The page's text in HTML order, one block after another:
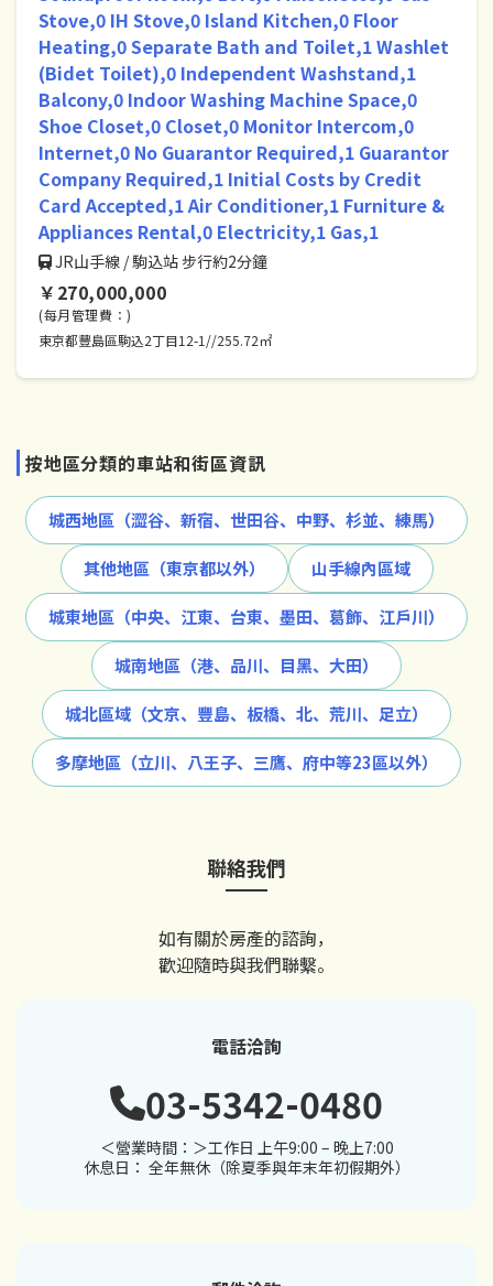
Stove,0 IH Stove,0 Island Kitchen,0 Floor
Heating,0 Separate Bath and Toilet,1 Washlet
(Bidet Toilet),0 Independent Washstand,1
Balcony,0 Indoor Washing Machine Space,0
Shoe Closet,0 Closet,0 Monitor Intercom,0
Internet,0 No Guarantor Required,1 Guarantor
Company Required,1 Initial Costs by Credit
Card Accepted,1 Air Conditioner,1 Furniture &
Appliances Rental,0 Electricity,1 Gas,1
JR山手線 / 駒込站 步行約2分鐘
￥270,000,000
(每月管理費：)
東京都豐島區駒込2丁目12-1//255.72㎡
按地區分類的車站和街區資訊
城西地區（澀谷、新宿、世田谷、中野、杉並、練馬）
其他地區（東京都以外） 山手線內區域
城東地區（中央、江東、台東、墨田、葛飾、江戶川）
城南地區（港、品川、目黑、大田）
城北區域（文京、豐島、板橋、北、荒川、足立）
多摩地區（立川、八王子、三鷹、府中等23區以外）
聯絡我們
如有關於房產的諮詢，
歡迎隨時與我們聯繫。
電話洽詢
03-5342-0480
＜營業時間：＞工作日 上午9:00 – 晚上7:00
休息日： 全年無休（除夏季與年末年初假期外）